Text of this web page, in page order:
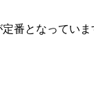
番となっていま